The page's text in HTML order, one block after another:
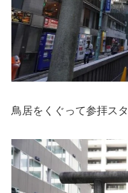
鳥居をくぐって参拝スタ